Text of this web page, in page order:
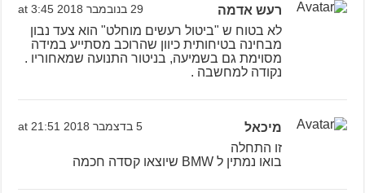
רעש אדמה 29 בנובמבר 2018 at 3:45
לא בטוח ש "ביטול רעשים מוחלט" הוא צעד נבון
מבחינה בטיחותית כיוון שהרוכב מסתייע במידה
מסוימת גם בשמיעה, בניטור התנועה שמאחוריו .
נקודה למחשבה .
מיכאל 5 בדצמבר 2018 at 21:51
זו התחלה
בואו נמתין ל BMW שיוצאו קסדה חכמה